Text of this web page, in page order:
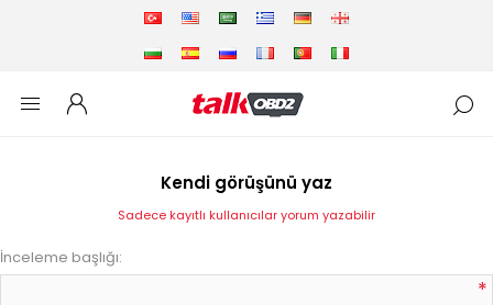
Kendi görüşünü yaz
Sadece kayıtlı kullanıcılar yorum yazabilir
İnceleme başlığı:
*